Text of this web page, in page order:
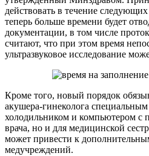
действовать в течение
теперь больше времени будет
документации, в том числе
считают, что при этом время
ультразвуковое исследование
Кроме того, новый порядок
акушера-гинеколога
холодильником и компьютером с
врача, но и для медицинской
может привести к
медучреждений.